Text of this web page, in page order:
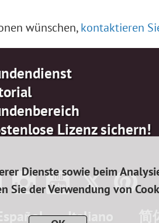
wünschen,kontaktieren
Lizenz sichern!
Italiano
Dienste sowie beim
Sie der Verwendung von